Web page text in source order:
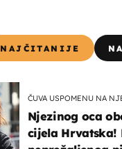
NAJČITANIJE
ČUVA USPOMENU NA
Njezinog oca
cijela Hrvatska!